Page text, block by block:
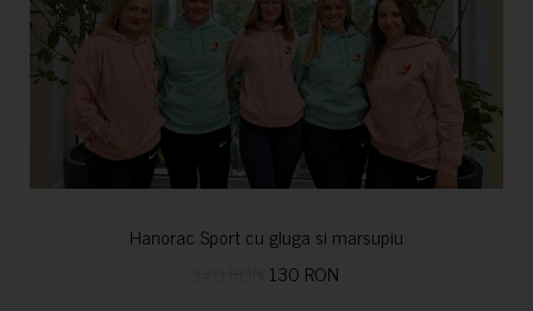
Hanorac Sport cu gluga si marsupiu
130 RON